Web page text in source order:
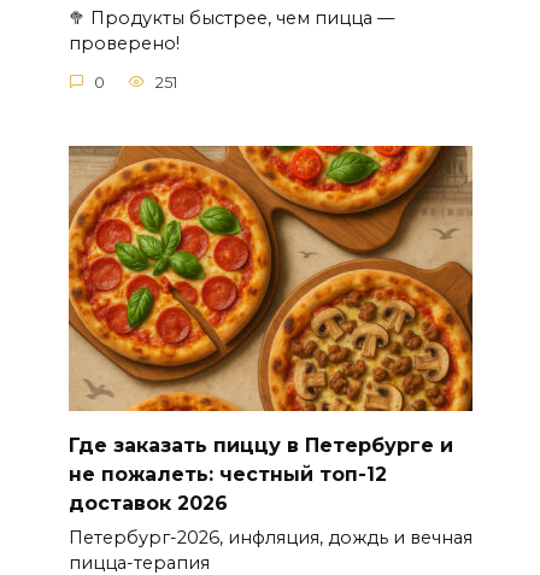
🥦 Продукты быстрее, чем пицца —
проверено!
0 251
Где заказать пиццу в Петербурге и
не пожалеть: честный топ-12
доставок 2026
Петербург-2026, инфляция, дождь и вечная
пицца-терапия